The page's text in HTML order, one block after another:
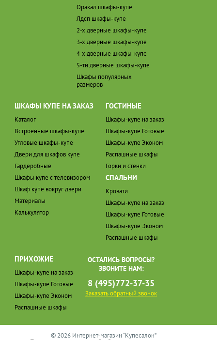
Оракал шкафы-купе
Лдсп шкафы-купе
2-х дверные шкафы-купе
3-х дверные шкафы-купе
4-х дверные шкафы-купе
5-ти дверные шкафы-купе
Шкафы популярных
размеров
ШКАФЫ КУПЕ НА ЗАКАЗ
Каталог
Встроенные шкафы-купе
Угловые шкафы-купе
Двери для шкафов купе
Гардеробные
Шкафы купе с телевизором
Шкаф купе вокруг двери
Материалы
Калькулятор
ГОСТИНЫЕ
Шкафы-купе на заказ
Шкафы-купе Готовые
Шкафы-купе Эконом
Распашные шкафы
Горки и стенки
СПАЛЬНИ
Кровати
Шкафы-купе на заказ
Шкафы-купе Готовые
Шкафы-купе Эконом
Распашные шкафы
ПРИХОЖИЕ
Шкафы-купе на заказ
Шкафы-купе Готовые
Шкафы-купе Эконом
Распашные шкафы
ОСТАЛИСЬ ВОПРОСЫ?
ЗВОНИТЕ НАМ:
8 (495)772-37-35
Заказать обратный звонок
© 2026 Интернет-магазин “Купесалон”